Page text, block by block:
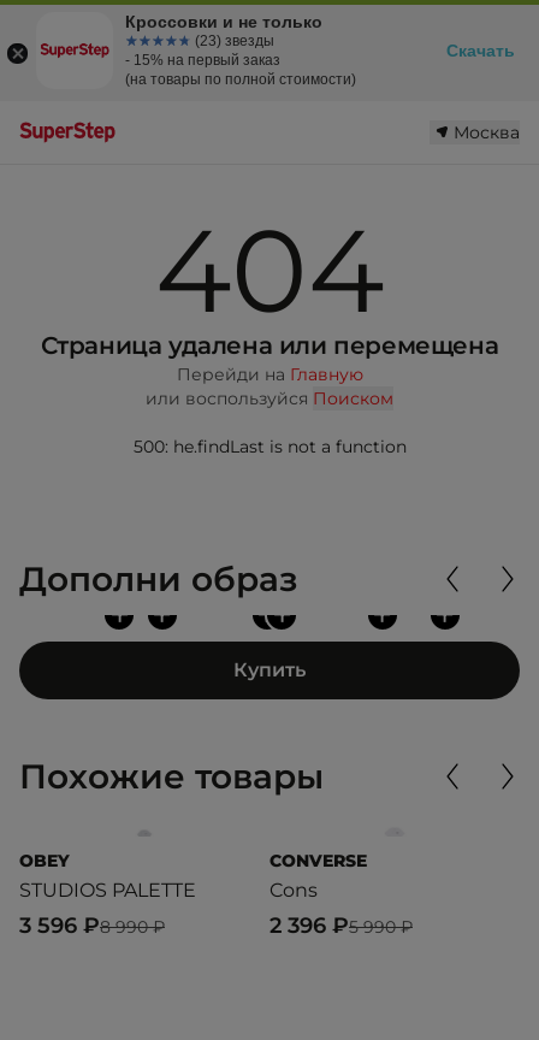
Москва
404
Страница удалена или перемещена
Перейди на Главную
или воспользуйся Поиском
500: he.findLast is not a function
Дополни образ
+
+
+ + +
+
Купить
Похожие товары
OBEY
STUDIOS PALETTE
8 990 ₽
3 596 ₽
CONVERSE
Cons
5 990 ₽
2 396 ₽
Кроссовки и не только
☆☆☆☆☆
★★★★★ (23) звезды
- 15% на первый заказ
(на товары по полной стоимости)
Скачать